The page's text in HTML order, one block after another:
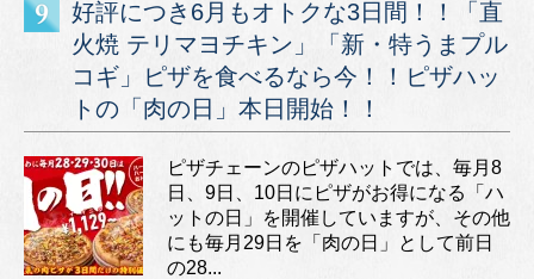
好評につき6月もオトクな3日間！！「直
火焼 テリマヨチキン」「新・特うまプル
コギ」ピザを食べるなら今！！ピザハッ
トの「肉の日」本日開始！！
ピザチェーンのピザハットでは、毎月8
日、9日、10日にピザがお得になる「ハ
ットの日」を開催していますが、その他
にも毎月29日を「肉の日」として前日
の28...